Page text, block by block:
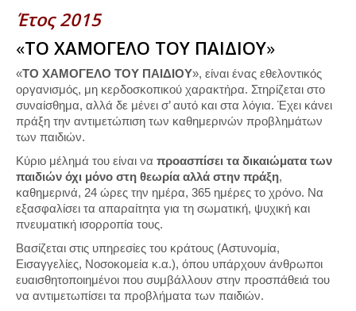
Έτος 2015
«ΤΟ ΧΑΜΟΓΕΛΟ ΤΟΥ ΠΑΙΔΙΟΥ»
«ΤΟ ΧΑΜΟΓΕΛΟ ΤΟΥ ΠΑΙΔΙΟΥ», είναι ένας εθελοντικός
οργανισμός, μη κερδοσκοπικού χαρακτήρα. Στηρίζεται στο
συναίσθημα, αλλά δε μένει σ’ αυτό και στα λόγια. Έχει κάνει
πράξη την αντιμετώπιση των καθημερινών προβλημάτων
των παιδιών.
Κύριο μέλημά του είναι να προασπίσει τα δικαιώματα των
παιδιών όχι μόνο στη θεωρία αλλά στην πράξη,
καθημερινά, 24 ώρες την ημέρα, 365 ημέρες το χρόνο. Να
εξασφαλίσει τα απαραίτητα για τη σωματική, ψυχική και
πνευματική ισορροπία τους.
Βασίζεται στις υπηρεσίες του κράτους (Αστυνομία,
Εισαγγελίες, Νοσοκομεία κ.α.), όπου υπάρχουν άνθρωποι
ευαισθητοποιημένοι που συμβάλλουν στην προσπάθειά του
να αντιμετωπίσει τα προβλήματα των παιδιών.